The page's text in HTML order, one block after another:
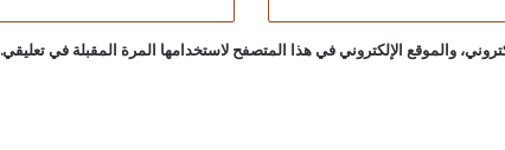
والموقع الإلكتروني في هذا المتصفح لاستخدامها المرة المقبلة في تعليقي.